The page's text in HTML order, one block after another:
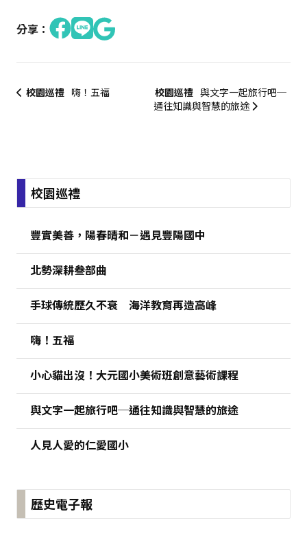
分享：
校園巡禮 嗨！五福 校園巡禮 與文字一起旅行吧─
通往知識與智慧的旅途
校園巡禮
豐實美善，陽春晴和－遇見豐陽國中
北勢深耕叁部曲
手球傳統歷久不衰 海洋教育再造高峰
嗨！五福
小心貓出沒！大元國小美術班創意藝術課程
與文字一起旅行吧─通往知識與智慧的旅途
人見人愛的仁愛國小
歷史電子報